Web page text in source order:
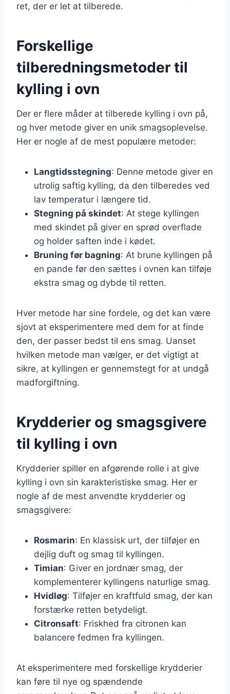
ret, der er let at tilberede.
Forskellige
tilberedningsmetoder til
kylling i ovn
Der er flere måder at tilberede kylling i ovn på,
og hver metode giver en unik smagsoplevelse.
Her er nogle af de mest populære metoder:
Langtidsstegning: Denne metode giver en
utrolig saftig kylling, da den tilberedes ved
lav temperatur i længere tid.
Stegning på skindet: At stege kyllingen
med skindet på giver en sprød overflade
og holder saften inde i kødet.
Bruning før bagning: At brune kyllingen på
en pande før den sættes i ovnen kan tilføje
ekstra smag og dybde til retten.
Hver metode har sine fordele, og det kan være
sjovt at eksperimentere med dem for at finde
den, der passer bedst til ens smag. Uanset
hvilken metode man vælger, er det vigtigt at
sikre, at kyllingen er gennemstegt for at undgå
madforgiftning.
Krydderier og smagsgivere
til kylling i ovn
Krydderier spiller en afgørende rolle i at give
kylling i ovn sin karakteristiske smag. Her er
nogle af de mest anvendte krydderier og
smagsgivere:
Rosmarin: En klassisk urt, der tilføjer en
dejlig duft og smag til kyllingen.
Timian: Giver en jordnær smag, der
komplementerer kyllingens naturlige smag.
Hvidløg: Tilføjer en kraftfuld smag, der kan
forstærke retten betydeligt.
Citronsaft: Friskhed fra citronen kan
balancere fedmen fra kyllingen.
At eksperimentere med forskellige krydderier
kan føre til nye og spændende